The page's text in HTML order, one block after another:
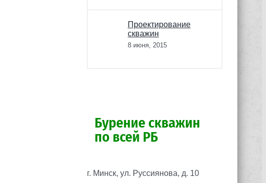
Проектирование
скважин
8 июня, 2015
Бурение скважин
по всей РБ
г. Минск, ул. Руссиянова, д. 10